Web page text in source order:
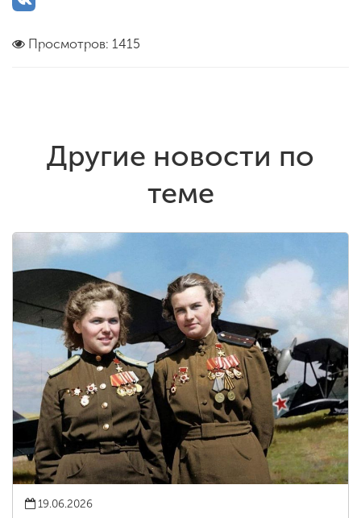
Просмотров: 1415
Другие новости по
теме
19.06.2026